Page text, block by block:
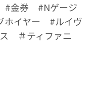
金券 #Nゲージ
イヤー #ルイヴ
＃ティファニ